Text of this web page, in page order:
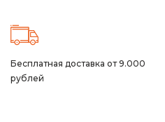
Бесплатная доставка от 9.000
рублей